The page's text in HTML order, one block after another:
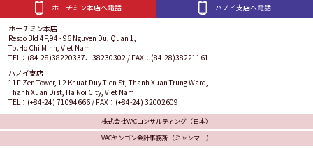
ホーチミン本店へ電話
ハノイ支店へ電話
ホーチミン本店
Resco Bld 4F,94 - 96 Nguyen Du, Quan 1,
Tp.Ho Chi Minh, Viet Nam
TEL：(84-28)38220337、38230302 / FAX：(84-28)38221161
ハノイ支店
11F Zen Tower, 12 Khuat Duy Tien St, Thanh Xuan Trung Ward,
Thanh Xuan Dist, Ha Noi City, Viet Nam
TEL：(+84-24) 71094666 / FAX：(+84-24) 32002609
株式会社VACコンサルティング（日本）
VACヤンゴン会計事務所（ミャンマー）